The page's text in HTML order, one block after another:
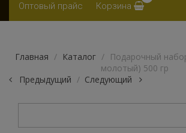
Оптовый прайс Корзина
Предыдущий Следующий
Главная / Каталог / Подарочный
молотый) 500 гр